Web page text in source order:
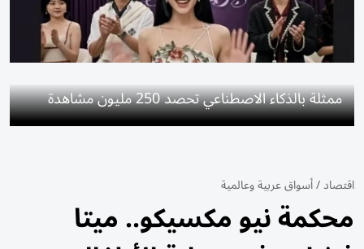
ممثلة بالذكاء الاصطناعي تحصد 250 مليون مشاهدة
اقتصاد/أسواق عربية وعالمية
محكمة نيو مكسيكو.. ميتا